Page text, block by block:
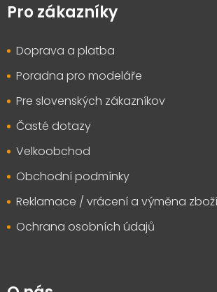
pPro zákazníky
Doprava a platba
Poradna pro modeláře
Pre slovenských zákazníkov
Časté dotazy
Velkoobchod
Obchodní podmínky
Reklamace / vrácení a výměna zboží
Ochrana osobních údajů